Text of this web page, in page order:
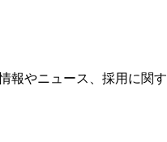
報やニュース、採用に関